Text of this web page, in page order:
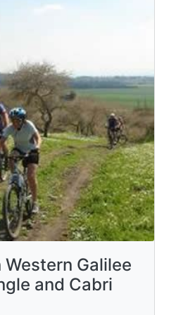
Galilee
and Cabri